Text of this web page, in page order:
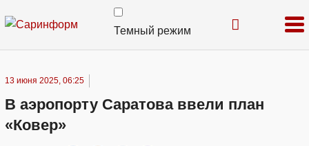
Темный режим
13 июня 2025, 06:25
В аэропорту Саратова ввели план
«Ковер»